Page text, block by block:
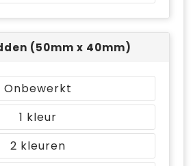
(50mm x 40mm)
Onbewerkt
1
2